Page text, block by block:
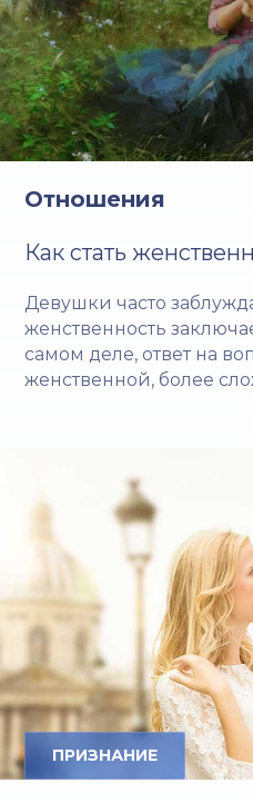
Отношения
Как стать
Девушки часто
женственность
самом деле, ответ на
женственной, более
ПРИЗНАНИЕ